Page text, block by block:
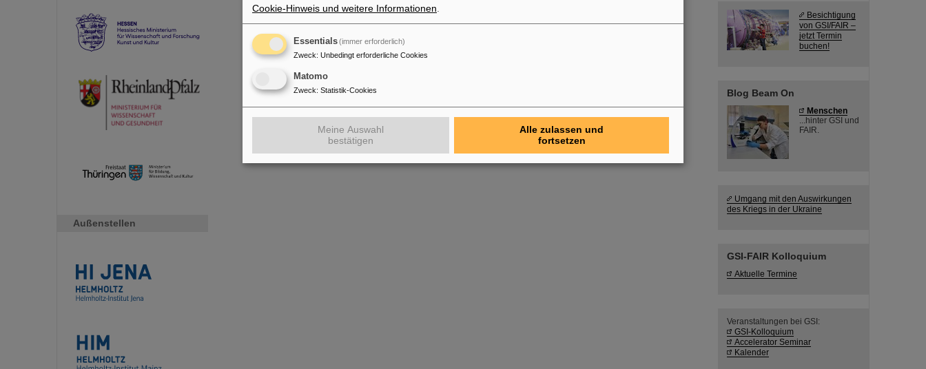
Außenstellen
Besichtigung
von GSI/FAIR –
jetzt Termin
buchen!
Blog Beam On
Menschen
...hinter GSI und
FAIR.
Umgang mit den Auswirkungen
des Kriegs in der Ukraine
GSI-FAIR Kolloquium
Aktuelle Termine
Veranstaltungen bei GSI:
GSI-Kolloquium
Accelerator Seminar
Kalender
Cookie-Hinweis und weitere Informationen
Essentials(immer erforderlich)
Zweck: Unbedingt erforderliche Cookies
Matomo
Zweck: Statistik-Cookies
Meine Auswahl
bestätigen
Alle zulassen und
fortsetzen